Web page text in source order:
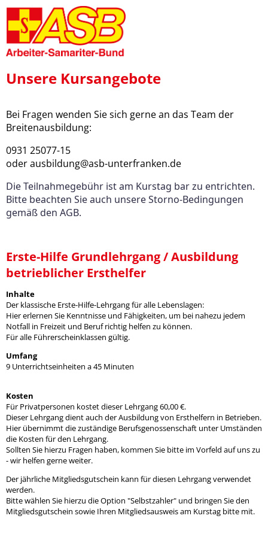
Unsere Kursangebote
Bei Fragen wenden Sie sich gerne an das Team der
Breitenausbildung:
0931 25077-15
oder ausbildung@asb-unterfranken.de
Die Teilnahmegebühr ist am Kurstag bar zu entrichten.
Bitte beachten Sie auch unsere Storno-Bedingungen
gemäß den AGB.
Erste-Hilfe Grundlehrgang / Ausbildung
betrieblicher Ersthelfer
Inhalte
Der klassische Erste-Hilfe-Lehrgang für alle Lebenslagen:
Hier erlernen Sie Kenntnisse und Fähigkeiten, um bei nahezu jedem
Notfall in Freizeit und Beruf richtig helfen zu können.
Für alle Führerscheinklassen gültig.
Umfang
9 Unterrichtseinheiten a 45 Minuten
Kosten
Für Privatpersonen kostet dieser Lehrgang 60,00 €.
Dieser Lehrgang dient auch der Ausbildung von Ersthelfern in Betrieben.
Hier übernimmt die zuständige Berufsgenossenschaft unter Umständen
die Kosten für den Lehrgang.
Sollten Sie hierzu Fragen haben, kommen Sie bitte im Vorfeld auf uns zu
- wir helfen gerne weiter.
Der jährliche Mitgliedsgutschein kann für diesen Lehrgang verwendet
werden.
Bitte wählen Sie hierzu die Option "Selbstzahler" und bringen Sie den
Mitgliedsgutschein sowie Ihren Mitgliedsausweis am Kurstag bitte mit.